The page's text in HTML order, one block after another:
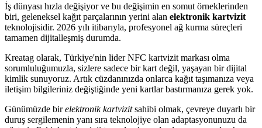
İş dünyası hızla değişiyor ve bu değişimin en somut örneklerinden
biri, geleneksel kağıt parçalarının yerini alan elektronik kartvizit
teknolojisidir. 2026 yılı itibarıyla, profesyonel ağ kurma süreçleri
tamamen dijitalleşmiş durumda.
Kreatag olarak, Türkiye'nin lider NFC kartvizit markası olma
sorumluluğumuzla, sizlere sadece bir kart değil, yaşayan bir dijital
kimlik sunuyoruz. Artık cüzdanınızda onlarca kağıt taşımanıza veya
iletişim bilgileriniz değiştiğinde yeni kartlar bastırmanıza gerek yok.
Günümüzde birelektronik kartvizitsahibi olmak, çevreye duyarlı bir
duruş sergilemenin yanı sıra teknolojiye olan adaptasyonunuzu da